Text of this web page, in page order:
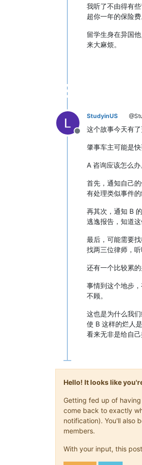
我听了不由得有
超你一年的保险
留学生身在异国
来大麻烦。
Offline
StudyinUS
这个故事今天有
肇事车主可能是
A 咨询应该怎么
首先，通知自己
有处理类似事件
再其次，通知 B
逃逸报告，知道这
最后，可能需要
找两三位律师，听
还有一个比较累
事情到这个地步
不顾。
这也是为什么我
使 B 这样的烂人
看来无非是给自
Hello! It looks like
Getting fed up of
come back to exactly
notification). You'll also
members.
With your input, this